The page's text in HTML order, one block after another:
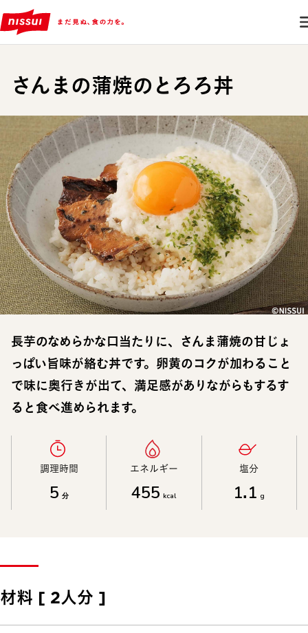
さんまの蒲焼のとろろ丼
長芋のなめらかな口当たりに、さんま蒲焼の甘じょ
っぱい旨味が絡む丼です。卵黄のコクが加わること
で味に奥行きが出て、満足感がありながらもするす
ると食べ進められます。
調理時間​
5 分
エネルギー​
455 kcal
塩分​
1.1 g
材料 [ 2人分 ]